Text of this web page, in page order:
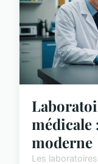
médicale
moderne
Les